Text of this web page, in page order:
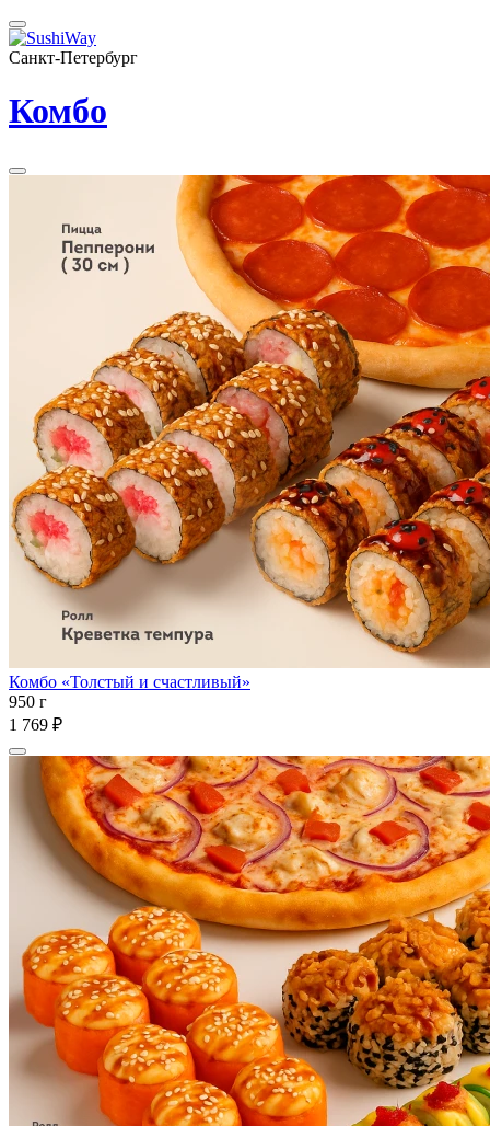
Санкт-Петербург
Комбо
Комбо «Толстый и счастливый»
950 г
1 769 ₽